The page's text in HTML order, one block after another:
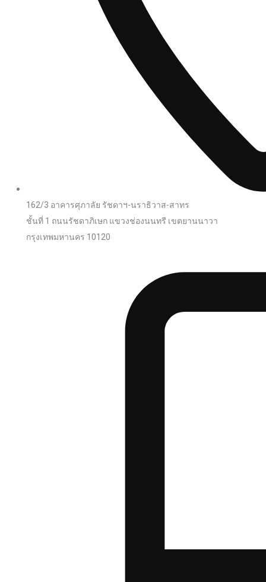
162/3 อาคารศุภาลัย รัชดาฯ-นราธิวาส-สาทร
ชั้นที่ 1 ถนนรัชดาภิเษก แขวงช่องนนทรี เขตยานนาวา
กรุงเทพมหานคร 10120